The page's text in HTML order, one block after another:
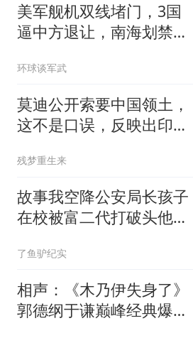
美军舰机双线堵门，3国
逼中方退让，南海划禁
环球谈军武
莫迪公开索要中国领土，
这不是口误，反映出印度
残梦重生来
故事我空降公安局长孩子
在校被富二代打破头他爹
了鱼驴纪实
相声：《木乃伊失身了》
郭德纲于谦巅峰经典爆笑